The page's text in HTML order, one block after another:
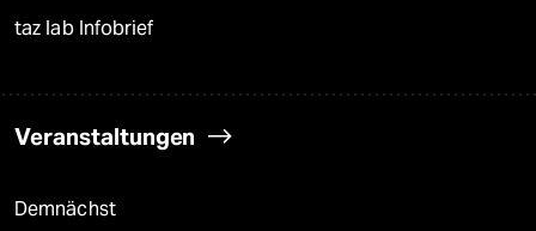
taz lab Infobrief
Veranstaltungen
Demnächst